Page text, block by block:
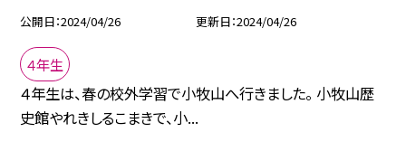
公開日 2024/04/26 更新日 2024/04/26
４年生
４年生は、春の校外学習で小牧山へ行きました。 小牧山歴
史館やれきしるこまきで、小...